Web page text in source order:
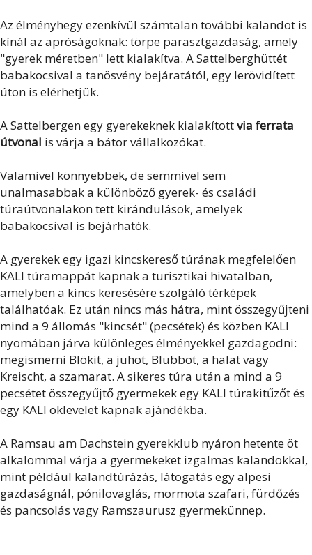
Az élményhegy ezenkívül számtalan további kalandot is
kínál az apróságoknak: törpe parasztgazdaság, amely
"gyerek méretben" lett kialakítva. A Sattelberghüttét
babakocsival a tanösvény bejáratától, egy lerövidített
úton is elérhetjük.
A Sattelbergen egy gyerekeknek kialakítottvia ferrata
útvonal is várja a bátor vállalkozókat.
Valamivel könnyebbek, de semmivel sem
unalmasabbak a különböző gyerek- és családi
túraútvonalakon tett kirándulások, amelyek
babakocsival is bejárhatók.
A gyerekek egy igazi kincskereső túrának megfelelően
KALI túramappát kapnak a turisztikai hivatalban,
amelyben a kincs keresésére szolgáló térképek
találhatóak. Ez után nincs más hátra, mint összegyűjteni
mind a 9 állomás "kincsét" (pecsétek) és közben KALI
nyomában járva különleges élményekkel gazdagodni:
megismerni Blökit, a juhot, Blubbot, a halat vagy
Kreischt, a szamarat. A sikeres túra után a mind a 9
pecsétet összegyűjtő gyermekek egy KALI túrakitűzőt és
egy KALI oklevelet kapnak ajándékba.
A Ramsau am Dachstein gyerekklub nyáron hetente öt
alkalommal várja a gyermekeket izgalmas kalandokkal,
mint például kalandtúrázás, látogatás egy alpesi
gazdaságnál, pónilovaglás, mormota szafari, fürdőzés
és pancsolás vagy Ramszaurusz gyermekünnep.